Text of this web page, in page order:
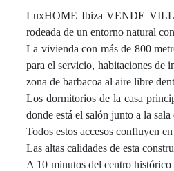
LuxHOME Ibiza VENDE
rodeada de un entorno natural
La vivienda con más de 800
para el servicio, habitaciones de
zona de barbacoa al aire libre
Los dormitorios de la casa
donde está el salón junto a la
Todos estos accesos confluyen
Las altas calidades de esta
A 10 minutos del centro